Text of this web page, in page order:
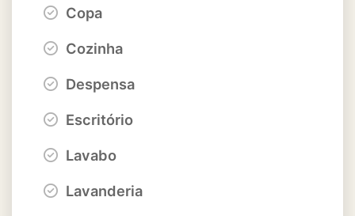
Copa
Cozinha
Despensa
Escritório
Lavabo
Lavanderia